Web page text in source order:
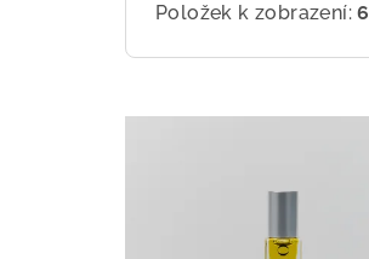
Položek k zobrazení:6
V